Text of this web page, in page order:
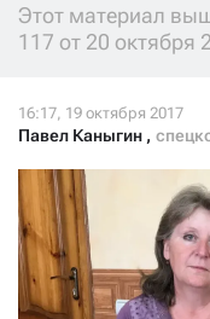
Этот материал
117 от 20 октября
Павел Каныгин ,
Если у вас есть
звоните:
+7 (929) 612-03-68